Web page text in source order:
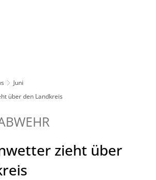
Juni
über den Landkreis
zieht über